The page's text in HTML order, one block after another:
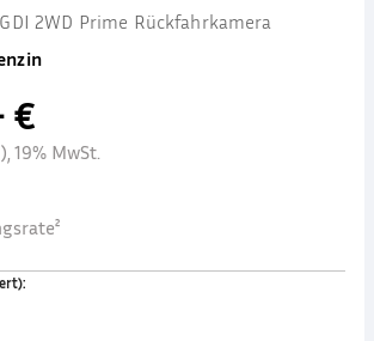
2WD Prime Rückfahrkamera
€
19% MwSt.
: